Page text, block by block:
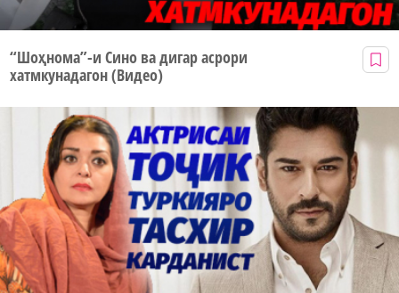
“Шоҳнома”-и Сино ва дигар асрори
хатмкунадагон (Видео)